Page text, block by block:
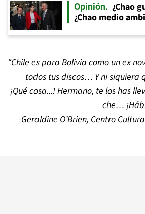
Opinión
¿Chao
¿Chao medio
“Chile es para Bolivia como un ex
todos tus discos… Y ni
¡Qué cosa...! Hermano, te los has
che…
-Geraldine O’Brien, Centro